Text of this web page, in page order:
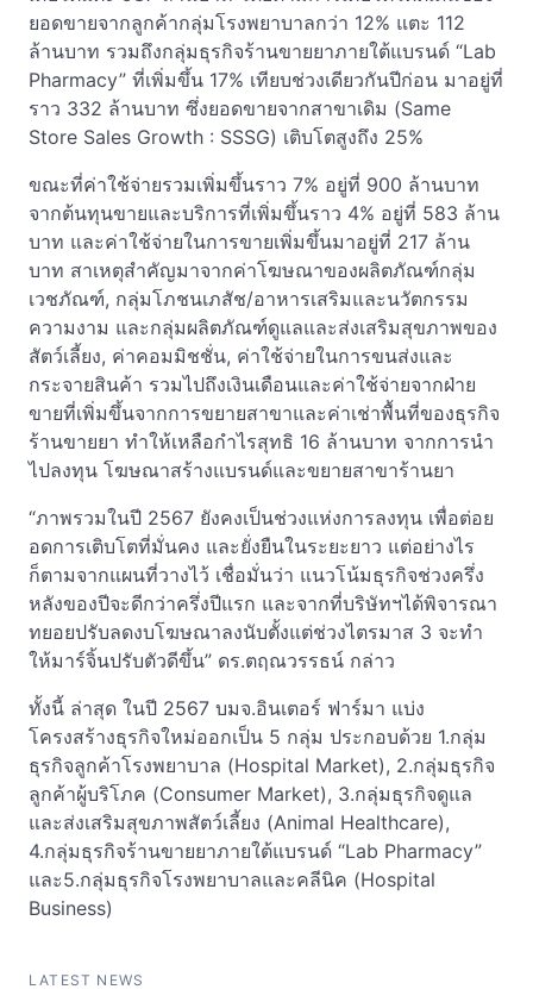
ยอดขายจากลูกค้ากลุ่มโรงพยาบาลกว่า 12% แตะ 112
ล้านบาท รวมถึงกลุ่มธุรกิจร้านขายยาภายใต้แบรนด์ “Lab
Pharmacy” ที่เพิ่มขึ้น 17% เทียบช่วงเดียวกันปีก่อน มาอยู่ที่
ราว 332 ล้านบาท ซึ่งยอดขายจากสาขาเดิม (Same
Store Sales Growth : SSSG) เติบโตสูงถึง 25%
ขณะที่ค่าใช้จ่ายรวมเพิ่มขึ้นราว 7% อยู่ที่ 900 ล้านบาท
จากต้นทุนขายและบริการที่เพิ่มขึ้นราว 4% อยู่ที่ 583 ล้าน
บาท และค่าใช้จ่ายในการขายเพิ่มขึ้นมาอยู่ที่ 217 ล้าน
บาท สาเหตุสำคัญมาจากค่าโฆษณาของผลิตภัณฑ์กลุ่ม
เวชภัณฑ์, กลุ่มโภชนเภสัช/อาหารเสริมและนวัตกรรม
ความงาม และกลุ่มผลิตภัณฑ์ดูแลและส่งเสริมสุขภาพของ
สัตว์เลี้ยง, ค่าคอมมิชชั่น, ค่าใช้จ่ายในการขนส่งและ
กระจายสินค้า รวมไปถึงเงินเดือนและค่าใช้จ่ายจากฝ่าย
ขายที่เพิ่มขึ้นจากการขยายสาขาและค่าเช่าพื้นที่ของธุรกิจ
ร้านขายยา ทำให้เหลือกำไรสุทธิ 16 ล้านบาท จากการนำ
ไปลงทุน โฆษณาสร้างแบรนด์และขยายสาขาร้านยา
“ภาพรวมในปี 2567 ยังคงเป็นช่วงแห่งการลงทุน เพื่อต่อย
อดการเติบโตที่มั่นคง และยั่งยืนในระยะยาว แต่อย่างไร
ก็ตามจากแผนที่วางไว้ เชื่อมั่นว่า แนวโน้มธุรกิจช่วงครึ่ง
หลังของปีจะดีกว่าครึ่งปีแรก และจากที่บริษัทฯได้พิจารณา
ทยอยปรับลดงบโฆษณาลงนับตั้งแต่ช่วงไตรมาส 3 จะทำ
ให้มาร์จิ้นปรับตัวดีขึ้น” ดร.ตฤณวรรธน์ กล่าว
ทั้งนี้ ล่าสุด ในปี 2567 บมจ.อินเตอร์ ฟาร์มา แบ่ง
โครงสร้างธุรกิจใหม่ออกเป็น 5 กลุ่ม ประกอบด้วย 1.กลุ่ม
ธุรกิจลูกค้าโรงพยาบาล (Hospital Market), 2.กลุ่มธุรกิจ
ลูกค้าผู้บริโภค (Consumer Market), 3.กลุ่มธุรกิจดูแล
และส่งเสริมสุขภาพสัตว์เลี้ยง (Animal Healthcare),
4.กลุ่มธุรกิจร้านขายยาภายใต้แบรนด์ “Lab Pharmacy”
และ5.กลุ่มธุรกิจโรงพยาบาลและคลีนิค (Hospital
Business)
LATEST NEWS